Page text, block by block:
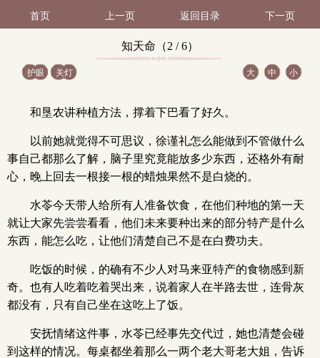
首页 上一页 返回目录 下一页
知天命（2 / 6）
护眼 关灯 大 中 小
和垦农讲种植方法，撑着下巴看了好久。
以前她就觉得不可思议，徐谨礼怎么能做到不管做什么
事自己都那么了解，脑子里究竟能放多少东西，还格外有耐
心，晚上回去一根接一根的蜡烛果然不是白烧的。
水苓今天带人给所有人准备饮食，在他们种地的第一天
就让大家先尝尝看看，他们未来要种出来的部分特产是什么
东西，能怎么吃，让他们清楚自己不是在白费功夫。
吃饭的时候，的确有不少人对马来亚特产的食物感到新
奇。也有人吃着吃着哭出来，说着家人在半路去世，连骨灰
都没有，只有自己坐在这吃上了饭。
安抚情绪这件事，水苓已经事先交代过，她也清楚会碰
到这样的情况。每桌都坐着那么一两个老大哥老大姐，告诉